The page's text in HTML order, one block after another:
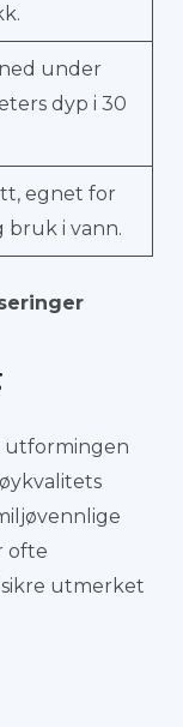
under
dyp i 30
egnet for
bruk i vann.
utformingen
ofte
sikre utmerket